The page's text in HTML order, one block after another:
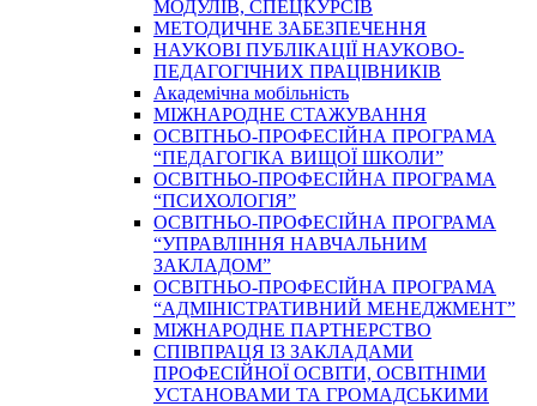
МОДУЛІВ, СПЕЦКУРСІВ
МЕТОДИЧНЕ ЗАБЕЗПЕЧЕННЯ
НАУКОВІ ПУБЛІКАЦІЇ НАУКОВО-
ПЕДАГОГІЧНИХ ПРАЦІВНИКІВ
Академічна мобільність
МІЖНАРОДНЕ СТАЖУВАННЯ
ОСВІТНЬО-ПРОФЕСІЙНА ПРОГРАМА
“ПЕДАГОГІКА ВИЩОЇ ШКОЛИ”
ОСВІТНЬО-ПРОФЕСІЙНА ПРОГРАМА
“ПСИХОЛОГІЯ”
ОСВІТНЬО-ПРОФЕСІЙНА ПРОГРАМА
“УПРАВЛІННЯ НАВЧАЛЬНИМ
ЗАКЛАДОМ”
ОСВІТНЬО-ПРОФЕСІЙНА ПРОГРАМА
“АДМІНІСТРАТИВНИЙ МЕНЕДЖМЕНТ”
МІЖНАРОДНЕ ПАРТНЕРСТВО
СПІВПРАЦЯ ІЗ ЗАКЛАДАМИ
ПРОФЕСІЙНОЇ ОСВІТИ, ОСВІТНІМИ
УСТАНОВАМИ ТА ГРОМАДСЬКИМИ